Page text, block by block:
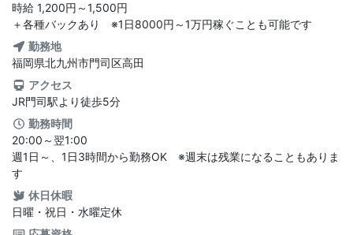
時給 1,200円～1,500円
＋各種バックあり ※1日8000円～1万円稼ぐことも可能です
勤務地
福岡県北九州市門司区高田
アクセス
JR門司駅より徒歩5分
勤務時間
20:00～翌1:00
週1日～、1日3時間から勤務OK ※週末は残業になることもありま
す
休日休暇
日曜・祝日・水曜定休